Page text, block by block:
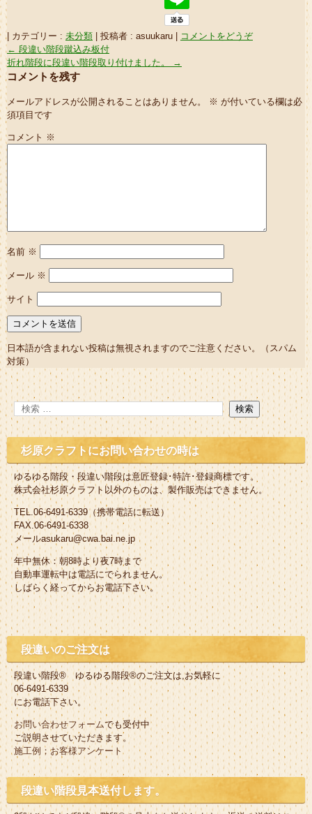
カテゴリー : 未分類 投稿者 : asuukaru
コメントをどうぞ
← 段違い階段蹴込み板付
折れ階段に段違い階段取り付けました。
→
コメントを残す
メールアドレスが公開されることはありません。 ※ が付いている欄は必
須項目です
コメント ※
名前 ※
メール ※
サイト
日本語が含まれない投稿は無視されますのでご注意ください。（スパム
対策）
杉原クラフトにお問い合わせの時は
ゆるゆる階段・段違い階段は意匠登録･特許･登録商標です。
株式会社杉原クラフト以外のものは、製作販売はできません。
TEL.06-6491-6339（携帯電話に転送）
FAX.06-6491-6338
メールasukaru@cwa.bai.ne.jp
年中無休：朝8時より夜7時まで
自動車運転中は電話にでられません。
しばらく経ってからお電話下さい。
段違いのご注文は
段違い階段® ゆるゆる階段®のご注文は,お気軽に
06-6491-6339
にお電話下さい。
お問い合わせフォームでも受付中
ご説明させていただきます。
施工例；お客様アンケート
段違い階段見本送付します。